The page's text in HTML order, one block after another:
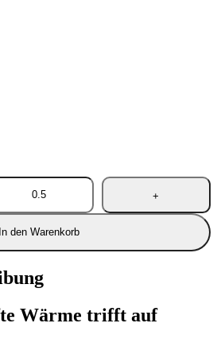
In den Warenkorb
Wärme trifft auf